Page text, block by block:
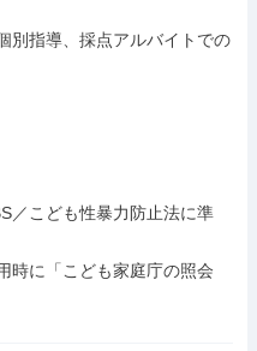
別指導、採点アルバイトでの
／こども性暴力防止法に準
時に「こども家庭庁の照会